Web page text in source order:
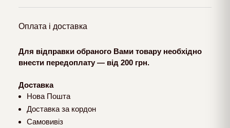
Оплата і доставка
Для відправки обраного Вами товару необхідно
внести передоплату — від 200 грн.
Доставка
Нова Пошта
Доставка за кордон
Самовивіз